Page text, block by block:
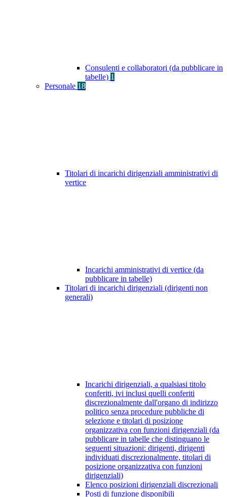
Consulenti e collaboratori (da pubblicare in
tabelle) 1
Personale 18
Titolari di incarichi dirigenziali amministrativi di
vertice
Incarichi amministrativi di vertice (da
pubblicare in tabelle)
Titolari di incarichi dirigenziali (dirigenti non
generali)
Incarichi dirigenziali, a qualsiasi titolo
conferiti, ivi inclusi quelli conferiti
discrezionalmente dall'organo di indirizzo
politico senza procedure pubbliche di
selezione e titolari di posizione
organizzativa con funzioni dirigenziali (da
pubblicare in tabelle che distinguano le
seguenti situazioni: dirigenti, dirigenti
individuati discrezionalmente, titolari di
posizione organizzativa con funzioni
dirigenziali)
Elenco posizioni dirigenziali discrezionali
Posti di funzione disponibili